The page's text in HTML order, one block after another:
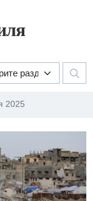
2025